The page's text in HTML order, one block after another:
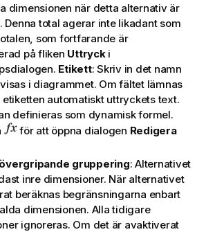
dimensionen när detta alternativ är
Denna total agerar inte likadant som
som fortfarande är
på fliken Uttryck i
Etikett: Skriv in det namn
i diagrammet. Om fältet lämnas
automatiskt uttryckets text.
definieras som dynamisk formel.
för att öppna dialogen Redigera
gruppering: Alternativet
inre dimensioner. När alternativet
beräknas begränsningarna enbart
dimensionen. Alla tidigare
ignoreras. Om det är avaktiverat